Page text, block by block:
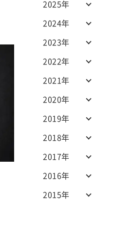
2015年
2016年
2017年
2018年
2019年
2020年
2021年
2022年
2023年
2024年
2025年